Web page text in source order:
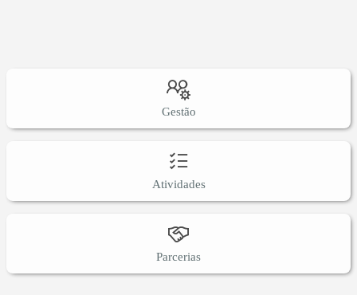
Gestão
Atividades
Parcerias